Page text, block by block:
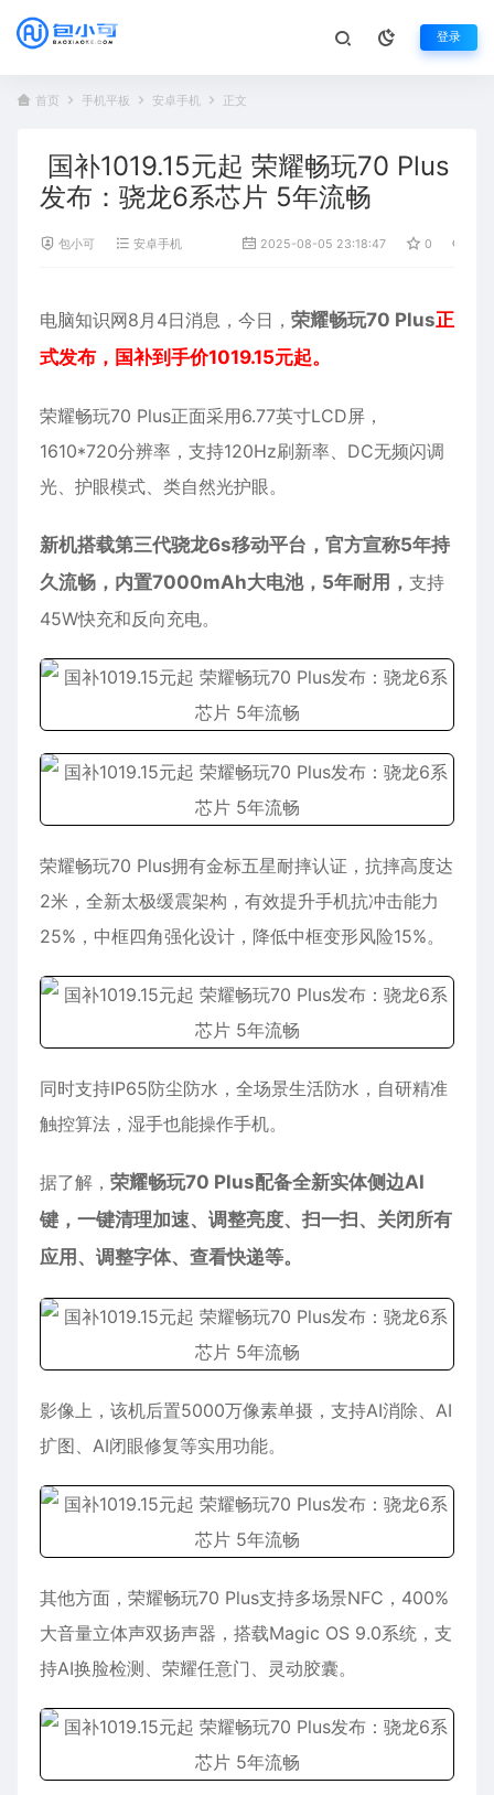
登录
首页 手机平板 安卓手机 正文
国补1019.15元起 荣耀畅玩70 Plus
发布：骁龙6系芯片 5年流畅
包小可 安卓手机 2025-08-05 23:18:47 0
电脑知识网8月4日消息，今日， 荣耀畅玩70 Plus正
式发布，国补到手价1019.15元起。
荣耀畅玩70 Plus正面采用6.77英寸LCD屏，
1610*720分辨率，支持120Hz刷新率、DC无频闪调
光、护眼模式、类自然光护眼。
新机搭载第三代骁龙6s移动平台，官方宣称5年持
久流畅，内置7000mAh大电池，5年耐用， 支持
45W快充和反向充电。
荣耀畅玩70 Plus拥有金标五星耐摔认证，抗摔高度达
2米，全新太极缓震架构，有效提升手机抗冲击能力
25%，中框四角强化设计，降低中框变形风险15%。
同时支持IP65防尘防水，全场景生活防水，自研精准
触控算法，湿手也能操作手机。
据了解， 荣耀畅玩70 Plus配备全新实体侧边AI
键，一键清理加速、调整亮度、扫一扫、关闭所有
应用、调整字体、查看快递等。
影像上，该机后置5000万像素单摄，支持AI消除、AI
扩图、AI闭眼修复等实用功能。
其他方面，荣耀畅玩70 Plus支持多场景NFC，400%
大音量立体声双扬声器，搭载Magic OS 9.0系统，支
持AI换脸检测、荣耀任意门、灵动胶囊。